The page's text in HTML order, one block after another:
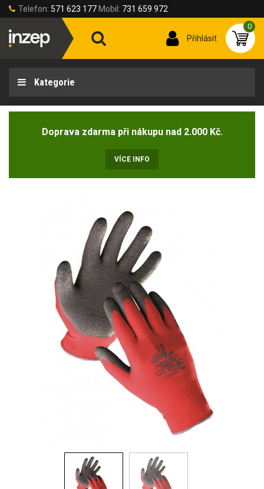
Telefon: 571 623 177 Mobil: 731 659 972
Přihlásit
0
Kategorie
Doprava zdarma při nákupu nad 2.000 Kč.
VÍCE INFO